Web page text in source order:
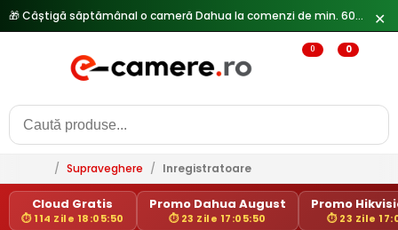
🎁 Câștigă săptămânal o cameră Dahua la comenzi de min. 600 lei — ✕
0 0
/ Supraveghere / Inregistratoare
Cloud Gratis
⏱ 114 Zile 18:05:49
Promo Dahua August
⏱ 23 Zile 17:05:49
Promo
⏱ 23 Zile